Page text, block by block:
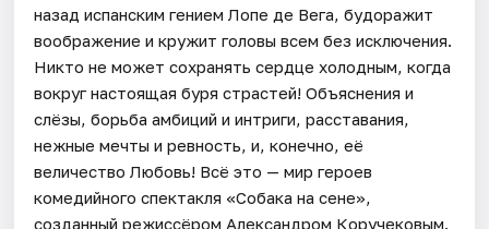
назад испанским гением Лопе де Вега, будоражит
воображение и кружит головы всем без исключения.
Никто не может сохранять сердце холодным, когда
вокруг настоящая буря страстей! Объяснения и
слёзы, борьба амбиций и интриги, расставания,
нежные мечты и ревность, и, конечно, её
величество Любовь! Всё это — мир героев
комедийного спектакля «Собака на сене»,
созданный режиссёром Александром Коручековым.